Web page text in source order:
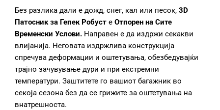
Без разлика дали е дожд, снег, кал или песок, 3D
Патосник за Гепек Робуст е Отпорен на Сите
Временски Услови. Направен е да издржи секакви
влијанија. Неговата издржлива конструкција
спречува деформации и оштетувања, обезбедувајќи
трајно зачувување дури и при екстремни
температури. Заштитете го вашиот багажник во
секоја сезона без да се грижите за оштетувања на
внатрешноста.